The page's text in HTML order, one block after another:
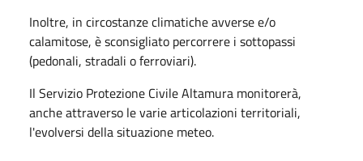
Inoltre, in circostanze climatiche avverse e/o
calamitose, è sconsigliato percorrere i sottopassi
(pedonali, stradali o ferroviari).
Il Servizio Protezione Civile Altamura monitorerà,
anche attraverso le varie articolazioni territoriali,
l'evolversi della situazione meteo.